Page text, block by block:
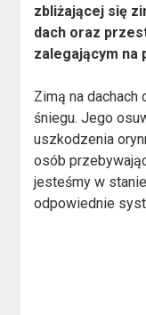
zbliżającej się
dach oraz
zalegającym na
Zimą na
śniegu. Jego
uszkodzenia
osób
jesteśmy w
odpowiednie